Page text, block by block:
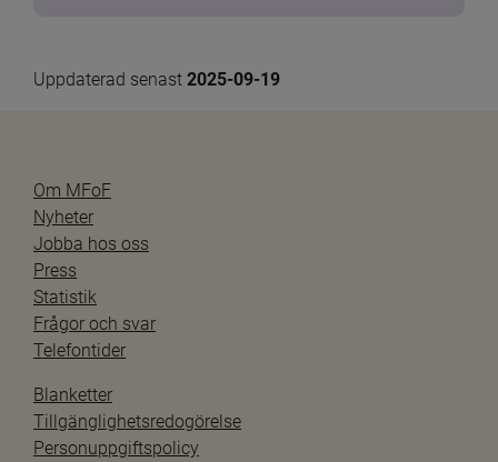
Uppdaterad senast 2025-09-19
Om MFoF
Nyheter
Jobba hos oss
Press
Statistik
Frågor och svar
Telefontider
Blanketter
Tillgänglighetsredogörelse
Personuppgiftspolicy